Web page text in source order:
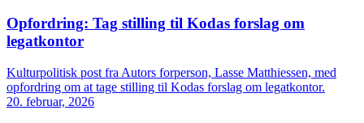
Opfordring: Tag stilling til Kodas forslag om
legatkontor
Kulturpolitisk post fra Autors forperson, Lasse Matthiessen, med
opfordring om at tage stilling til Kodas forslag om legatkontor.
20. februar, 2026